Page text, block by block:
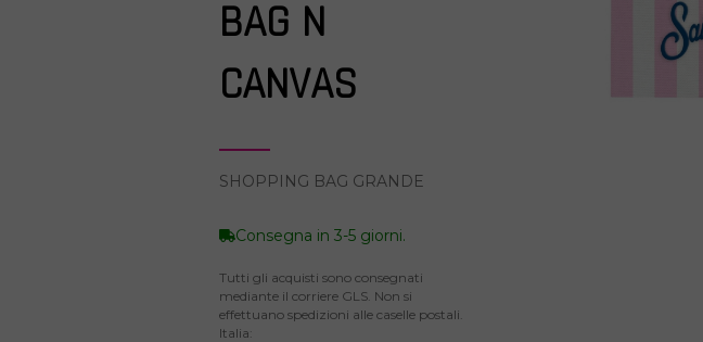
BAG N
CANVAS
SHOPPING BAG GRANDE
Consegna in 3-5 giorni.
Tutti gli acquisti sono consegnati
mediante il corriere GLS. Non si
effettuano spedizioni alle caselle postali.
Italia: